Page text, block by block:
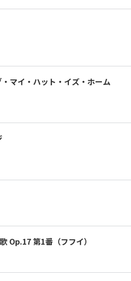
マイ・ハット・イズ・ホーム
Op.17 第1番（フフイ）